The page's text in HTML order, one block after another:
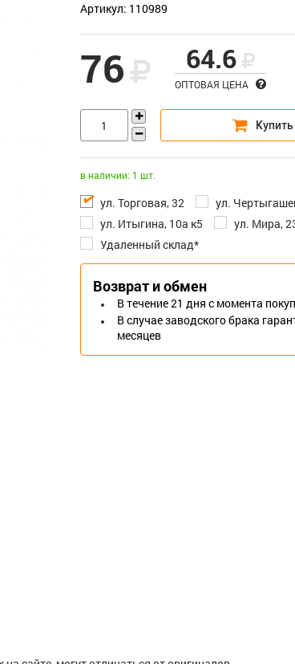
Артикул: 110989
76 64.6
ОПТОВАЯ ЦЕНА
в наличии: 1 шт.
ул. Торговая, 32
ул.
ул. Итыгина, 10а к5
ул. Мира,
Удаленный склад*
Возврат и обмен
В течение 21 дня с момента
В случае заводского брака
месяцев